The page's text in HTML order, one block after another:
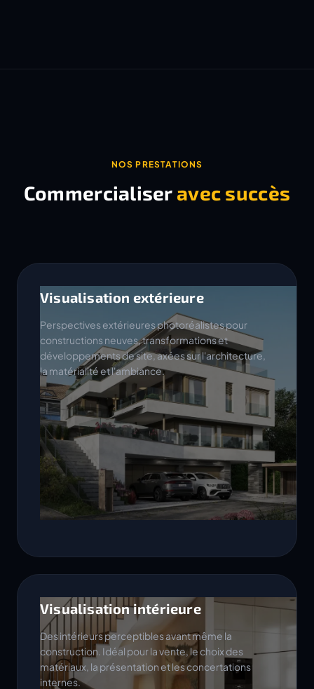
NOS PRESTATIONS
Commercialiser avec succès
Visualisation extérieure
Perspectives extérieures photoréalistes pour
constructions neuves, transformations et
développements de site, axées sur l'architecture,
la matérialité et l'ambiance.
Visualisation intérieure
Des intérieurs perceptibles avant même la
construction. Idéal pour la vente, le choix des
matériaux, la présentation et les concertations
internes.